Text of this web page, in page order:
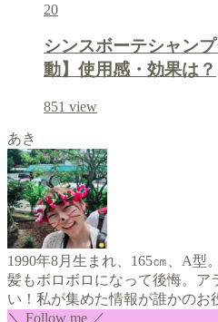
20
シンスボーテシャン
動】使用感・効果は？
851 view
あき
1990年8月生まれ、165㎝、A型
髪もボロボロになって後悔。ア
い！私が集めた情報が誰かのお
＼ Follow me ／